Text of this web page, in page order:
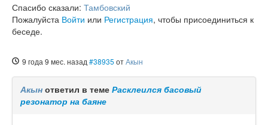
Спасибо сказали: Тамбовский
Пожалуйста Войти или Регистрация, чтобы присоединиться к
беседе.
9 года 9 мес. назад #38935 отАкын
Акын ответил в теме Расклеился басовый
резонатор на баяне